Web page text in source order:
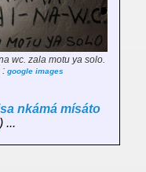
wc. zala motu ya solo.
: google images
nkámá mísáto
) ...